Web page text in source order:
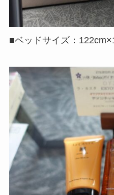
■ベッドサイズ：